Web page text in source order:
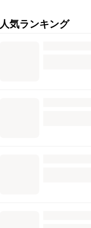
人気ランキング